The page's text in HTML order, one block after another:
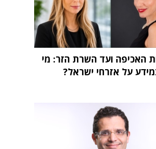
האכיפה ועד השרת הזר: מי
על אזרחי ישראל?